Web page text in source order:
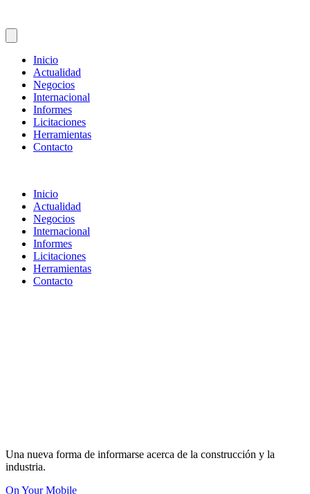
Inicio
Actualidad
Negocios
Internacional
Informes
Licitaciones
Herramientas
Contacto
Inicio
Actualidad
Negocios
Internacional
Informes
Licitaciones
Herramientas
Contacto
Una nueva forma de informarse acerca de la construcción y la
industria.
On Your Mobile